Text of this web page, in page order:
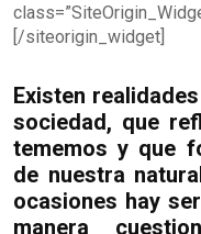
[/siteorigin_widget]
Existen
sociedad, que
tememos y que
de nuestra
ocasiones hay
manera